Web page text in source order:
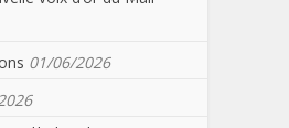
01/06/2026